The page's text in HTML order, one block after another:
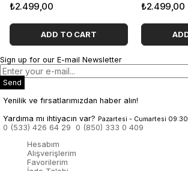
₺2.499,00
ADD TO CART
₺2.499,00
Sign up for our E-mail Newsletter
Send
Yenilik ve fırsatlarımızdan haber alın!
Yardıma mı ihtiyacın var? Pazartesi - Cumartesi
0 (533) 426 64 29
0 (850) 333 0 409
Hesabım
Alışverişlerim
Favorilerim